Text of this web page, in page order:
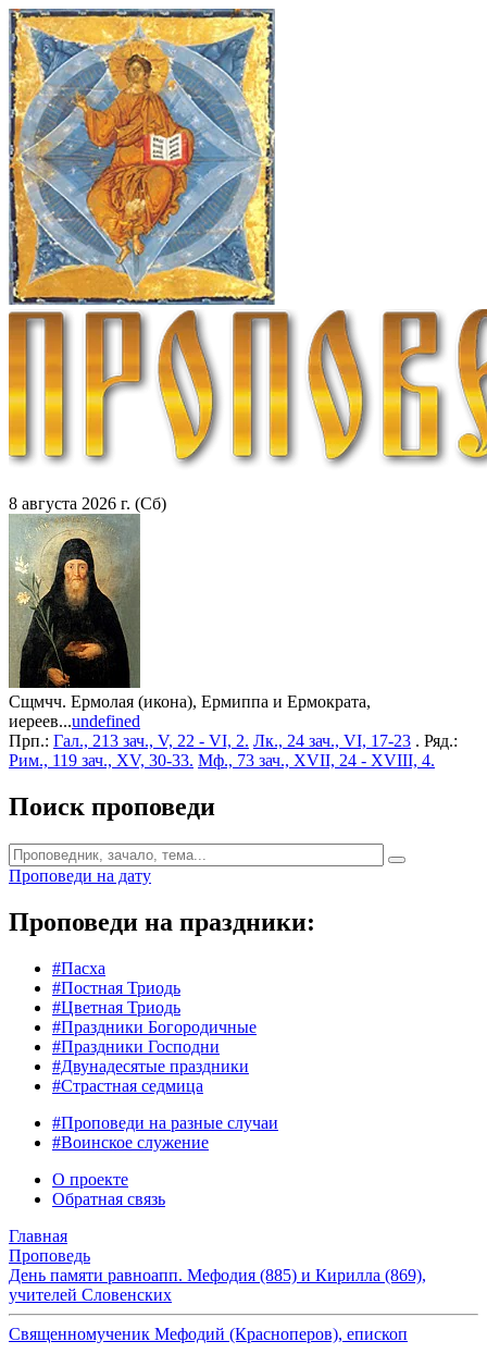
8 августа 2026 г. (Сб)
Сщмчч. Ермолая (икона), Ермиппа и Ермократа,
иереев...undefined
Прп.: Гал., 213 зач., V, 22 - VI, 2. Лк., 24 зач., VI, 17-23 . Ряд.:
Рим., 119 зач., XV, 30-33. Мф., 73 зач., XVII, 24 - XVIII, 4.
Поиск проповеди
Проповеди на дату
Проповеди на праздники:
#Пасха
#Постная Триодь
#Цветная Триодь
#Праздники Богородичные
#Праздники Господни
#Двунадесятые праздники
#Страстная седмица
#Проповеди на разные случаи
#Воинское служение
О проекте
Обратная связь
Главная
Проповедь
День памяти равноапп. Мефодия (885) и Кирилла (869),
учителей Словенских
Священномученик Мефодий (Красноперов), епископ